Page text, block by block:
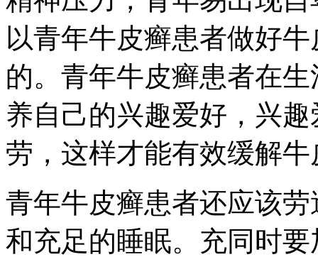
以青年牛皮癣患者做好
的。青年牛皮癣患者在
养自己的兴趣爱好，兴
劳，这样才能有效缓解
青年牛皮癣患者还应该
和充足的睡眠。充同时